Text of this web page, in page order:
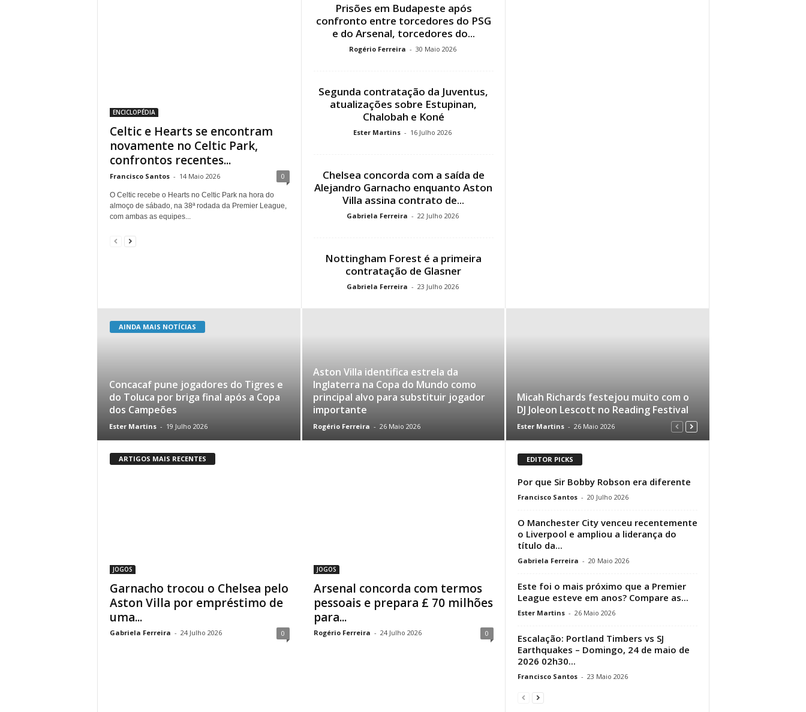
ENCICLOPÉDIA
Celtic e Hearts se encontram
novamente no Celtic Park,
confrontos recentes...
Francisco Santos - 14 Maio 2026 0
O Celtic recebe o Hearts no Celtic Park na hora do
almoço de sábado, na 38ª rodada da Premier League,
com ambas as equipes...
Prisões em Budapeste após
confronto entre torcedores do PSG
e do Arsenal, torcedores do...
Rogério Ferreira - 30 Maio 2026
Segunda contratação da Juventus,
atualizações sobre Estupinan,
Chalobah e Koné
Ester Martins - 16 Julho 2026
Chelsea concorda com a saída de
Alejandro Garnacho enquanto Aston
Villa assina contrato de...
Gabriela Ferreira - 22 Julho 2026
Nottingham Forest é a primeira
contratação de Glasner
Gabriela Ferreira - 23 Julho 2026
AINDA MAIS NOTÍCIAS
Concacaf pune jogadores do Tigres e
do Toluca por briga final após a Copa
dos Campeões
Ester Martins - 19 Julho 2026
Aston Villa identifica estrela da
Inglaterra na Copa do Mundo como
principal alvo para substituir jogador
importante
Rogério Ferreira - 26 Maio 2026
Micah Richards festejou muito com o
DJ Joleon Lescott no Reading Festival
Ester Martins - 26 Maio 2026
ARTIGOS MAIS RECENTES
JOGOS
Garnacho trocou o Chelsea pelo
Aston Villa por empréstimo de
uma...
Gabriela Ferreira - 24 Julho 2026 0
JOGOS
Arsenal concorda com termos
pessoais e prepara £ 70 milhões
para...
Rogério Ferreira - 24 Julho 2026 0
EDITOR PICKS
Por que Sir Bobby Robson era diferente
Francisco Santos - 20 Julho 2026
O Manchester City venceu recentemente
o Liverpool e ampliou a liderança do
título da...
Gabriela Ferreira - 20 Maio 2026
Este foi o mais próximo que a Premier
League esteve em anos? Compare as...
Ester Martins - 26 Maio 2026
Escalação: Portland Timbers vs SJ
Earthquakes – Domingo, 24 de maio de
2026 02h30...
Francisco Santos - 23 Maio 2026